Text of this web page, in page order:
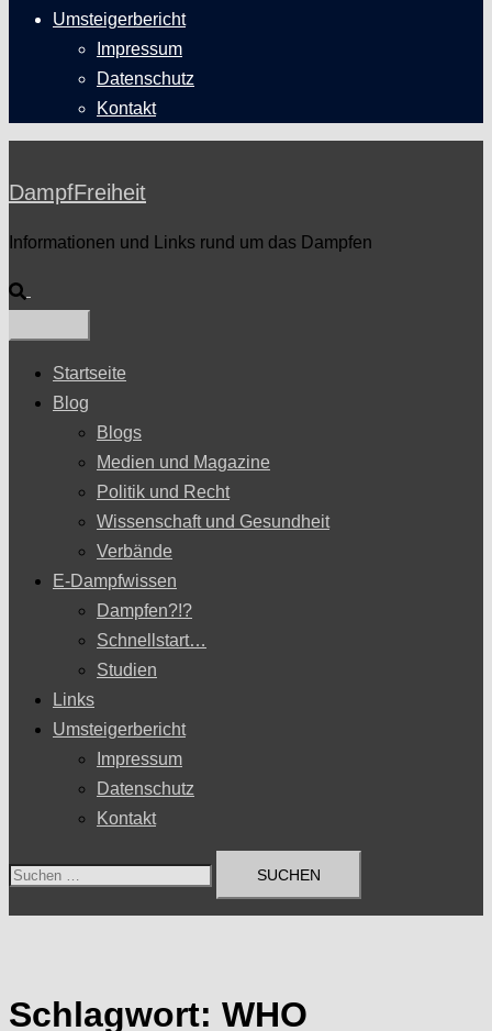
Umsteigerbericht
Impressum
Datenschutz
Kontakt
DampfFreiheit
Informationen und Links rund um das Dampfen
Suche
Startseite
Blog
Blogs
Medien und Magazine
Politik und Recht
Wissenschaft und Gesundheit
Verbände
E-Dampfwissen
Dampfen?!?
Schnellstart…
Studien
Links
Umsteigerbericht
Impressum
Datenschutz
Kontakt
Suchen
Schlagwort: WHO